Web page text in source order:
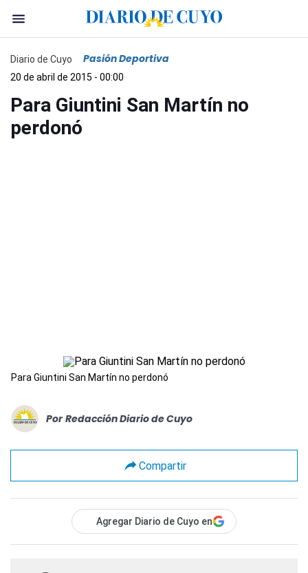
Diario de Cuyo Pasión Deportiva
20 de abril de 2015 - 00:00
Para Giuntini San Martín no
perdonó
Para Giuntini San Martín no perdonó
Por Redacción Diario de Cuyo
Compartir
Agregar Diario de Cuyo en